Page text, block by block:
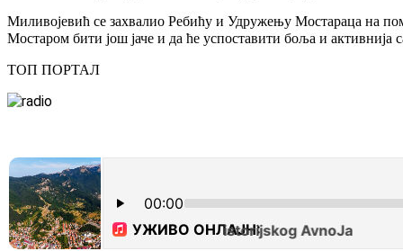
Миливојевић се захвалио Ребићу и Удружењу Мостараца на
Мостаром бити још јаче и да ће успоставити боља и активнија
ТОП ПОРТАЛ